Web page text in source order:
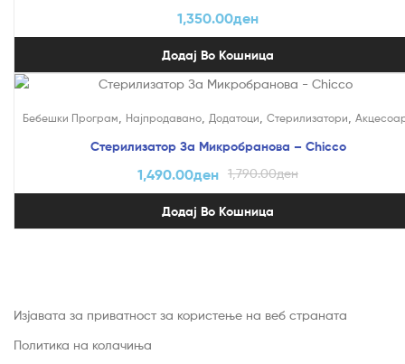
1,350.00ден
Додај Во Кошница
Бебешки Програм, Најпродавано, Додатоци, Стерилизатори,
Стерилизатор За Микробранова – Chicco
1,790.00ден
1,490.00ден
Додај Во Кошница
Изјавата за приватност за користење на веб страната
Политика на колачиња